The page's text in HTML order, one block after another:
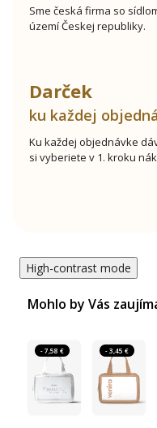
Sme česká firma so
území Českej republiky.
Darček
ku každej
Ku každej objednávke
si vyberiete v 1. kroku
High-contrast mode
Mohlo by Vás
- 7,58 € - 3,45 €